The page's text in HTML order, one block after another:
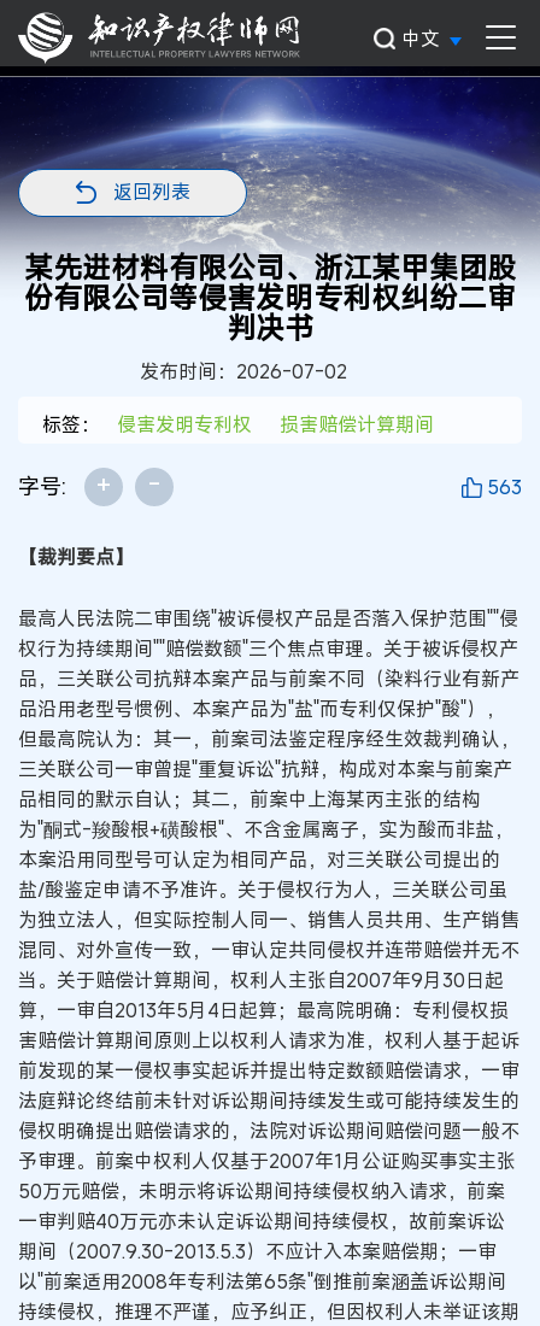
中文
返回列表
某先进材料有限公司、浙江某甲集团股
份有限公司等侵害发明专利权纠纷二审
判决书
发布时间：2026-07-02
标签：
侵害发明专利权 损害赔偿计算期间
字号: + - 563
【裁判要点】
最高人民法院二审围绕"被诉侵权产品是否落入保护范围""侵
权行为持续期间""赔偿数额"三个焦点审理。关于被诉侵权产
品，三关联公司抗辩本案产品与前案不同（染料行业有新产
品沿用老型号惯例、本案产品为"盐"而专利仅保护"酸"），
但最高院认为：其一，前案司法鉴定程序经生效裁判确认，
三关联公司一审曾提"重复诉讼"抗辩，构成对本案与前案产
品相同的默示自认；其二，前案中上海某丙主张的结构
为"酮式-羧酸根+磺酸根"、不含金属离子，实为酸而非盐，
本案沿用同型号可认定为相同产品，对三关联公司提出的
盐/酸鉴定申请不予准许。关于侵权行为人，三关联公司虽
为独立法人，但实际控制人同一、销售人员共用、生产销售
混同、对外宣传一致，一审认定共同侵权并连带赔偿并无不
当。关于赔偿计算期间，权利人主张自2007年9月30日起
算，一审自2013年5月4日起算；最高院明确：专利侵权损
害赔偿计算期间原则上以权利人请求为准，权利人基于起诉
前发现的某一侵权事实起诉并提出特定数额赔偿请求，一审
法庭辩论终结前未针对诉讼期间持续发生或可能持续发生的
侵权明确提出赔偿请求的，法院对诉讼期间赔偿问题一般不
予审理。前案中权利人仅基于2007年1月公证购买事实主张
50万元赔偿，未明示将诉讼期间持续侵权纳入请求，前案
一审判赔40万元亦未认定诉讼期间持续侵权，故前案诉讼
期间（2007.9.30-2013.5.3）不应计入本案赔偿期；一审
以"前案适用2008年专利法第65条"倒推前案涵盖诉讼期间
持续侵权，推理不严谨，应予纠正，但因权利人未举证该期